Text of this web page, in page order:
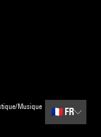
Musique
🇫🇷 FR